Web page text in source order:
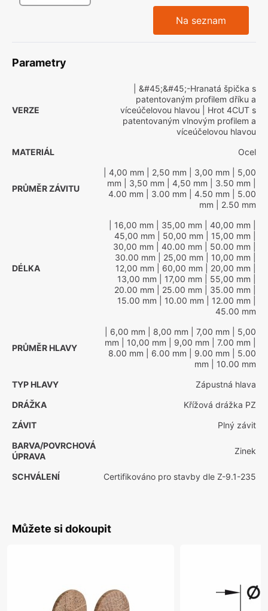
Na seznam
Parametry
VERZE
| &#45;&#45;-Hranatá špička s
patentovaným profilem dříku a
víceúčelovou hlavou | Hrot 4CUT s
patentovaným vlnovým profilem a
víceúčelovou hlavou
MATERIÁL
Ocel
PRŮMĚR ZÁVITU
| 4,00 mm | 2,50 mm | 3,00 mm | 5,00
mm | 3,50 mm | 4,50 mm | 3.50 mm
4.00 mm | 3.00 mm | 4.50 mm | 5.00
mm | 2.50 mm
DÉLKA
| 16,00 mm | 35,00 mm | 40,00 mm
45,00 mm | 50,00 mm | 15,00 mm
30,00 mm | 40.00 mm | 50.00 mm
30.00 mm | 25,00 mm | 10,00 mm
12,00 mm | 60,00 mm | 20,00 mm
13,00 mm | 17,00 mm | 55,00 mm
20.00 mm | 25.00 mm | 35.00 mm
15.00 mm | 10.00 mm | 12.00 mm
45.00 mm
PRŮMĚR HLAVY
| 6,00 mm | 8,00 mm | 7,00 mm | 5,00
mm | 10,00 mm | 9,00 mm | 7.00 mm
8.00 mm | 6.00 mm | 9.00 mm | 5.00
mm | 10.00 mm
TYP HLAVY
Zápustná hlava
DRÁŽKA
Křížová drážka PZ
ZÁVIT
Plný závit
BARVA/POVRCHOVÁ
ÚPRAVA
Zinek
SCHVÁLENÍ Certifikováno pro stavby dle Z-9.1-235
Můžete si dokoupit